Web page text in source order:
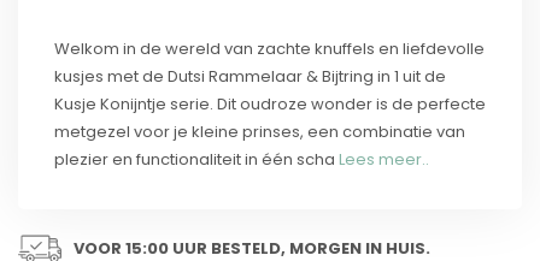
Welkom in de wereld van zachte knuffels en liefdevolle
kusjes met de Dutsi Rammelaar & Bijtring in 1 uit de
Kusje Konijntje serie. Dit oudroze wonder is de perfecte
metgezel voor je kleine prinses, een combinatie van
plezier en functionaliteit in één scha Lees meer..
VOOR 15:00 UUR BESTELD, MORGEN IN HUIS.